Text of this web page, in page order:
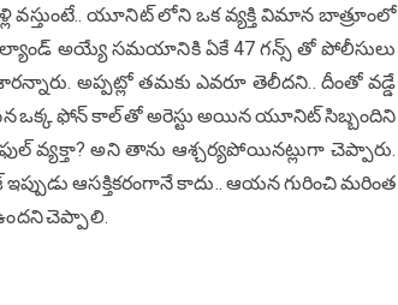
వస్తుంటే.. యూనిట్ లోని ఒక వ్యక్తి విమాన బాత్రూంలో
అయ్యే సమయానికి ఏకే 47 గన్స్ తో పోలీసులు
అప్పట్లో తమకు ఎవరూ తెలీదని.. దీంతో వడ్డే
ఒక్క ఫోన్ కాల్ తో అరెస్టు అయిన యూనిట్ సిబ్బందిని
వ్యక్తా? అని తాను ఆశ్చర్యపోయినట్లుగా చెప్పారు.
ఆసక్తికరంగానే కాదు.. ఆయన గురించి మరింత
చెప్పాలి.